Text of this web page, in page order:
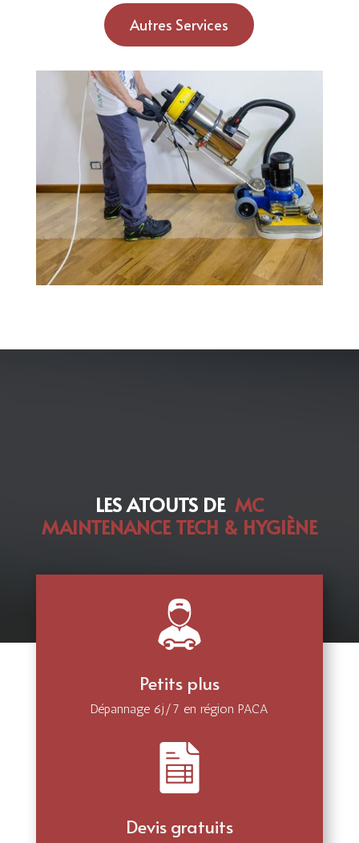
Autres Services
LES ATOUTS DE MC
MAINTENANCE TECH & HYGIÈNE
Petits plus
Dépannage 6j/7 en région PACA
Devis gratuits